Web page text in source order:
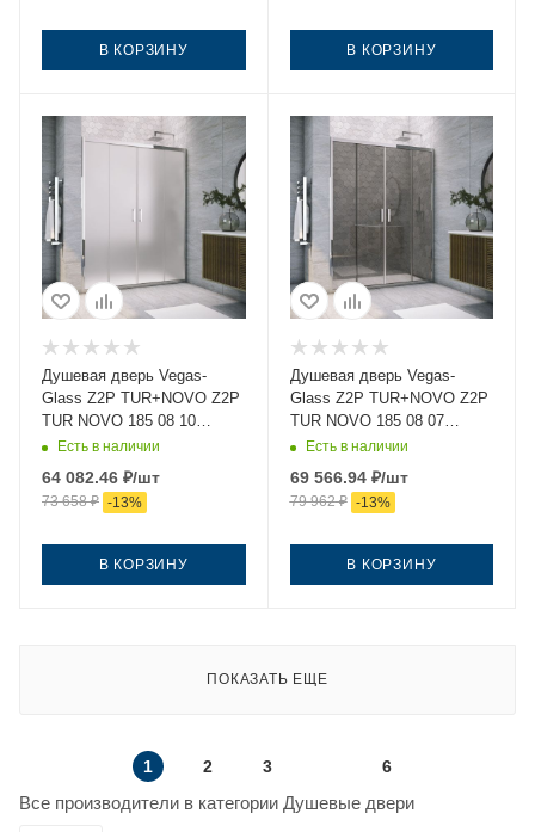
В КОРЗИНУ В КОРЗИНУ
Душевая дверь Vegas-
Glass Z2P TUR+NOVO Z2P
TUR NOVO 185 08 10
185х200 стекло матовое
профиль хром
Есть в наличии
64 082.46 ₽/шт
73 658₽ -13%
В КОРЗИНУ
Душевая дверь Vegas-
Glass Z2P TUR+NOVO Z2P
TUR NOVO 185 08 07
185х200 стекло
тонированное профиль
хром
Есть в наличии
69 566.94₽/шт
79 962₽ -13%
В КОРЗИНУ
ПОКАЗАТЬ ЕЩЕ
1 2 3 6
Все производители в категории Душевые двери